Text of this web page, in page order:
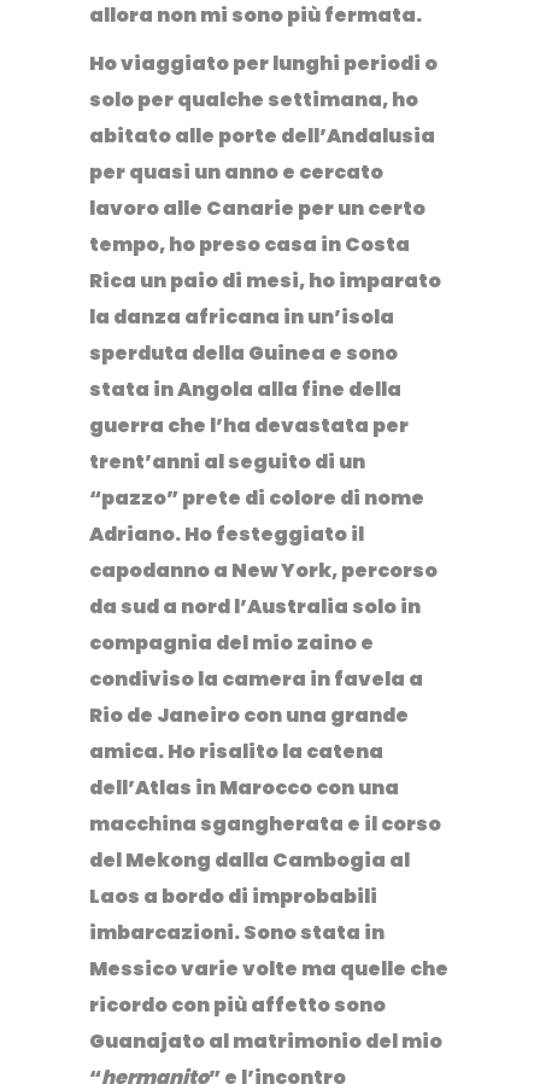
allora non mi sono più fermata.
Ho viaggiato per lunghi periodi o
solo per qualche settimana, ho
abitato alle porte dell’Andalusia
per quasi un anno e cercato
lavoro alle Canarie per un certo
tempo, ho preso casa inCosta
Rica un paio di mesi, ho imparato
la danza africana in un’isola
sperduta della Guinea e sono
stata inAngola alla fine della
guerra che l’ha devastata per
trent’anni al seguito di un
“pazzo” prete di colore di nome
Adriano. Ho festeggiato il
capodanno a New York, percorso
da sud a nord l’Australiasolo in
compagnia del mio zaino e
condiviso la camera in favela a
Rio de Janeirocon una grande
amica. Ho risalito la catena
dell’Atlas inMaroccocon una
macchina sgangherata e il corso
del Mekong dalla Cambogia al
Laos a bordo di improbabili
imbarcazioni. Sono stata in
Messicovarie volte ma quelle che
ricordo con più affetto sono
Guanajato al matrimonio del mio
“hermanito” e l’incontro